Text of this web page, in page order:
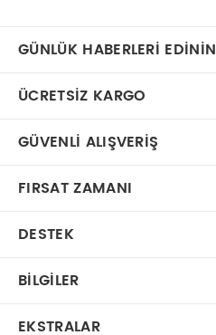
GÜNLÜK HABERLERİ EDİNİN
ÜCRETSIZ KARGO
GÜVENLI ALIŞVERIŞ
FIRSAT ZAMANI
DESTEK
BILGILER
EKSTRALAR